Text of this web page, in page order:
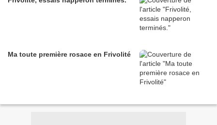
Ma toute première rosace en Frivolité